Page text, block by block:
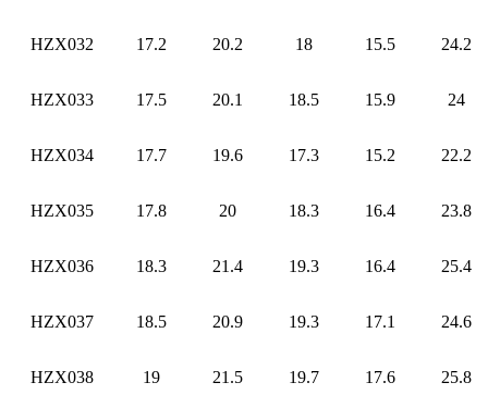
HZX032 17.2 20.2 18 15.5 24.2
HZX033 17.5 20.1 18.5 15.9 24
HZX034 17.7 19.6 17.3 15.2 22.2
HZX035 17.8 20 18.3 16.4 23.8
HZX036 18.3 21.4 19.3 16.4 25.4
HZX037 18.5 20.9 19.3 17.1 24.6
HZX038 19 21.5 19.7 17.6 25.8